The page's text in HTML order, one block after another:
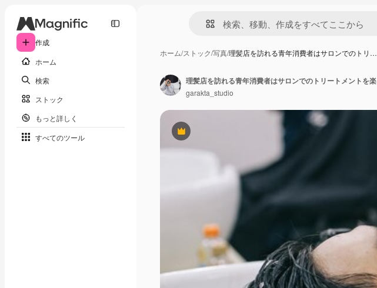
作成
ホーム
検索
ストック
もっと詳しく
すべてのツール
ホーム/ストック/写真/理髪店を訪れる青年消費者はサロンでのトリ…
Premium
garakta_studio